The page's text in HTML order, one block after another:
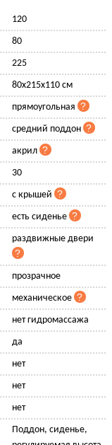
120
80
225
80x215x110 см
прямоугольная
средний поддон
акрил
30
с крышей
есть сиденье
раздвижные двери
прозрачное
механическое
нет гидромассажа
да
нет
нет
нет
Поддон, сиденье,